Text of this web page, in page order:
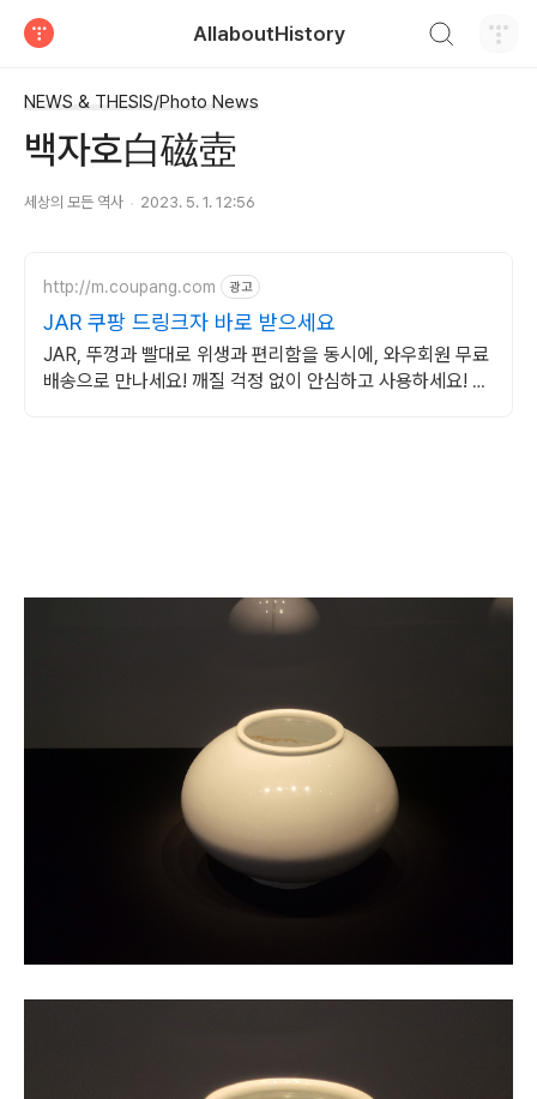
AllaboutHistory
NEWS & THESIS/Photo News
백자호白磁壺
세상의 모든 역사 2023. 5. 1. 12:56
http://m.coupang.com 광고
JAR 쿠팡 드링크자 바로 받으세요
JAR, 뚜껑과 빨대로 위생과 편리함을 동시에, 와우회원 무료
배송으로 만나세요! 깨질 걱정 없이 안심하고 사용하세요! 드